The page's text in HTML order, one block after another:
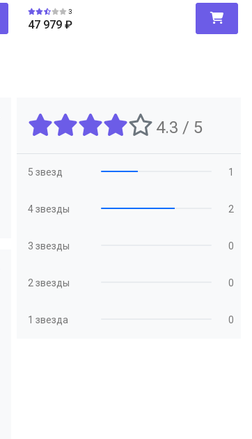
3
47 979 ₽
4.3 / 5
5 звезд 1
4 звезды 2
3 звезды 0
2 звезды 0
1 звезда 0